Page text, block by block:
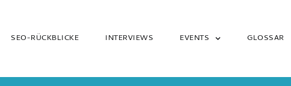
SEO-RÜCKBLICKE INTERVIEWS EVENTS GLOSSAR